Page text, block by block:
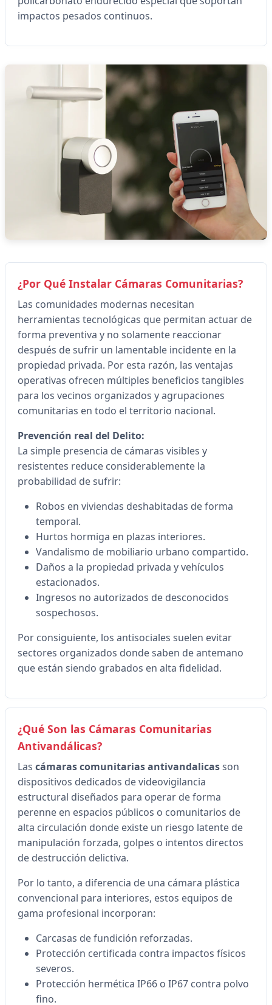
impactos pesados continuos.
¿Por Qué Instalar Cámaras Comunitarias?
Las comunidades modernas necesitan
herramientas tecnológicas que permitan actuar de
forma preventiva y no solamente reaccionar
después de sufrir un lamentable incidente en la
propiedad privada. Por esta razón, las ventajas
operativas ofrecen múltiples beneficios tangibles
para los vecinos organizados y agrupaciones
comunitarias en todo el territorio nacional.
Prevención real del Delito:
La simple presencia de cámaras visibles y
resistentes reduce considerablemente la
probabilidad de sufrir:
Robos en viviendas deshabitadas de forma
temporal.
Hurtos hormiga en plazas interiores.
Vandalismo de mobiliario urbano compartido.
Daños a la propiedad privada y vehículos
estacionados.
Ingresos no autorizados de desconocidos
sospechosos.
Por consiguiente, los antisociales suelen evitar
sectores organizados donde saben de antemano
que están siendo grabados en alta fidelidad.
¿Qué Son las Cámaras Comunitarias
Antivandálicas?
Las cámaras comunitarias antivandalicasson
dispositivos dedicados de videovigilancia
estructural diseñados para operar de forma
perenne en espacios públicos o comunitarios de
alta circulación donde existe un riesgo latente de
manipulación forzada, golpes o intentos directos
de destrucción delictiva.
Por lo tanto, a diferencia de una cámara plástica
convencional para interiores, estos equipos de
gama profesional incorporan:
Carcasas de fundición reforzadas.
Protección certificada contra impactos físicos
severos.
Protección hermética IP66 o IP67 contra polvo
fino.